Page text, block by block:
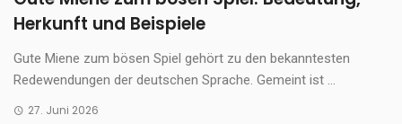
Herkunft und Beispiele
Gute Miene zum bösen Spiel gehört zu den bekanntesten
Redewendungen der deutschen Sprache. Gemeint ist ...
27. Juni 2026